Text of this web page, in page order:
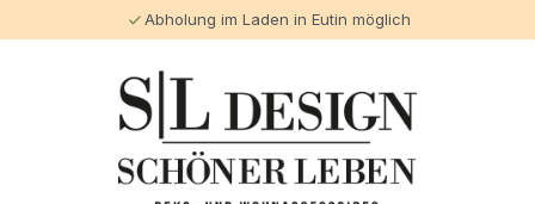
Abholung im Laden in Eutin möglich